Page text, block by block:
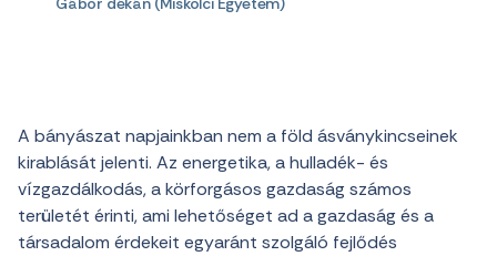
A bányászat napjainkban nem a föld ásványkincseinek
kirablását jelenti. Az energetika, a hulladék- és
vízgazdálkodás, a körforgásos gazdaság számos
területét érinti, ami lehetőséget ad a gazdaság és a
társadalom érdekeit egyaránt szolgáló fejlődés